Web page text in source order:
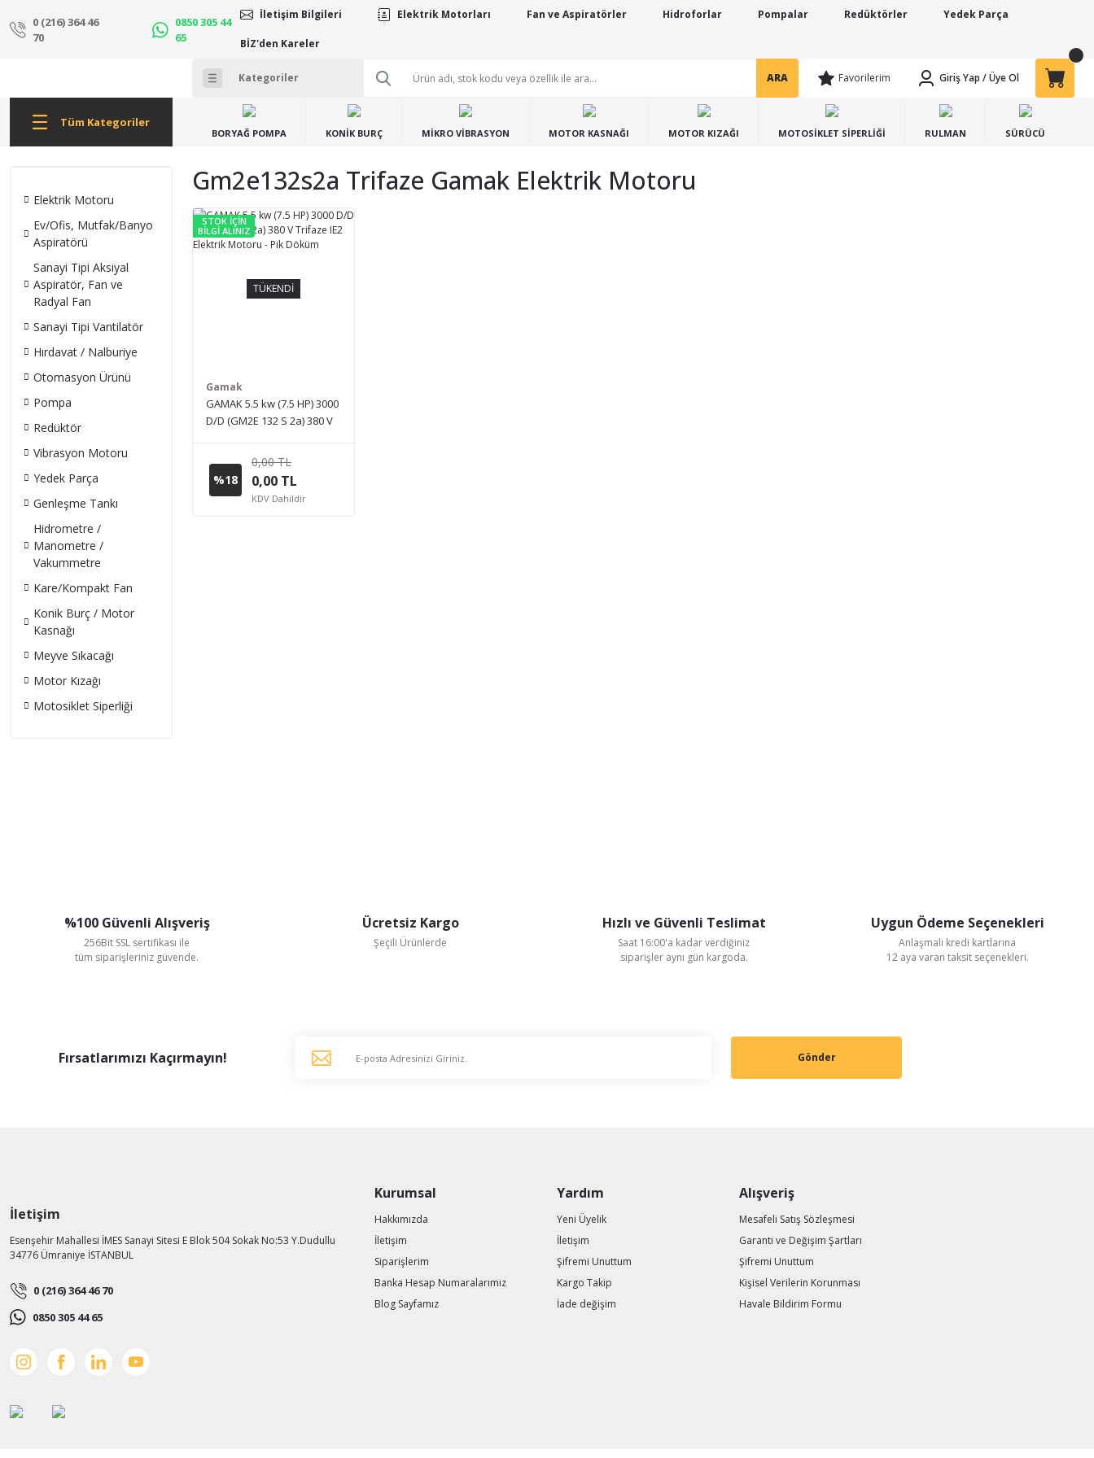
0 (216) 364 46
70
0850 305 44
65
İletişim Bilgileri Elektrik Motorları Fan ve Aspiratörler Hidroforlar Pompalar Redüktörler Yedek Parça
BİZ'den Kareler
ARA Favorilerim Giriş Yap /Üye Ol
Tüm Kategoriler
BORYAĞ POMPA KONİK BURÇ MİKRO VİBRASYON MOTOR KASNAĞI MOTOR KIZAĞI MOTOSİKLET SİPERLİĞİ RULMAN SÜRÜCÜ
Elektrik Motoru
Ev/Ofis, Mutfak/Banyo
Aspiratörü
Sanayi Tipi Aksiyal
Aspiratör, Fan ve
Radyal Fan
Sanayi Tipi Vantilatör
Hırdavat / Nalburiye
Otomasyon Ürünü
Pompa
Redüktör
Vibrasyon Motoru
Yedek Parça
Genleşme Tankı
Hidrometre /
Manometre /
Vakummetre
Kare/Kompakt Fan
Konik Burç / Motor
Kasnağı
Meyve Sıkacağı
Motor Kızağı
Motosiklet Siperliği
Gm2e132s2a Trifaze Gamak Elektrik Motoru
TÜKENDİ
STOK İÇİN
BİLGİ ALINIZ
Gamak
GAMAK 5.5 kw (7.5 HP) 3000
D/D (GM2E 132 S 2a) 380 V
Pik Döküm
%18
0,00 TL
0,00 TL
KDV Dahildir
%100 Güvenli Alışveriş
256Bit SSL sertifikası ile
tüm siparişleriniz güvende.
Ücretsiz Kargo
Şeçili Ürünlerde
Hızlı ve Güvenli Teslimat
Saat 16:00'a kadar verdiğiniz
siparişler aynı gün kargoda.
Uygun Ödeme Seçenekleri
Anlaşmalı kredi kartlarına
12 aya varan taksit seçenekleri.
Fırsatlarımızı Kaçırmayın! Gönder
İletişim
Esenşehir Mahallesi İMES Sanayi Sitesi E Blok 504 Sokak No:53 Y.Dudullu
34776 Ümraniye İSTANBUL
0 (216) 364 46 70
0850 305 44 65
Kurumsal
Hakkımızda
İletişim
Siparişlerim
Banka Hesap Numaralarımız
Blog Sayfamız
Yardım
Yeni Üyelik
İletişim
Şifremi Unuttum
Kargo Takip
İade değişim
Alışveriş
Mesafeli Satış Sözleşmesi
Garanti ve Değişim Şartları
Şifremi Unuttum
Kişisel Verilerin Korunması
Havale Bildirim Formu